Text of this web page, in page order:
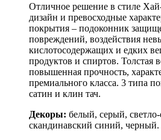
Отличное решение в стиле
дизайн и превосходные
покрытия – подоконник
повреждений, воздействия
кислотосодержащих и едких
продуктов и спиртов. Толстая
повышенная прочность,
премиального класса. 3 типа
сатин и клин тач.
Декоры: белый, серый,
скандинавский синий, черный.